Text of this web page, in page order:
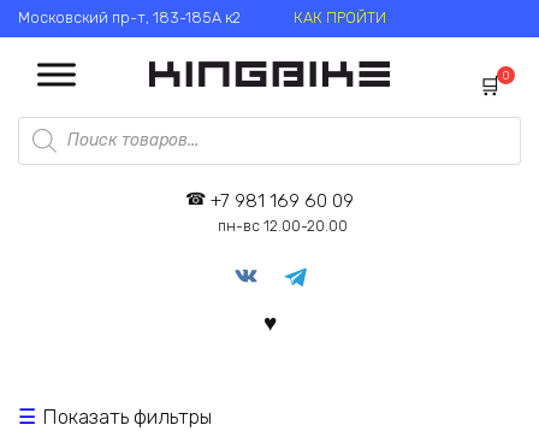
Перейти
к
содержанию
Московский пр-т, 183-185А к2 КАК ПРОЙТИ
Поиск
товаров
0
+7 981 169 60 09
пн-вс 12.00-20.00
Показать фильтры